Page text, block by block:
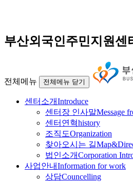
부산외국인주민지원센
전체메뉴 전체메뉴 닫기
센터소개Introduce
센터장 인사말Message
센터연혁history
조직도Organization
찾아오시는 길
법인소개Corporation
사업안내Information for work
상담Councelling